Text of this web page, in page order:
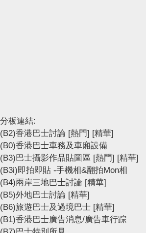
分板連結:
(B2)香港巴士討論 [熱門] [精華]
(B0)香港巴士車務及車廂設備
(B3)巴士攝影作品貼圖區 [熱門] [精華]
(B3i)即拍即貼 -手機相&翻拍Mon相
(B4)兩岸三地巴士討論 [精華]
(B5)外地巴士討論 [精華]
(B6)旅遊巴士及過境巴士 [精華]
(B1)香港巴士廣告消息/廣告車行踪